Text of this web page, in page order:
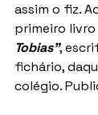
assim o fiz.
primeiro livro
Tobias”,
fichário,
colégio.